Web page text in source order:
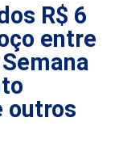
R$ 6
entre
outros